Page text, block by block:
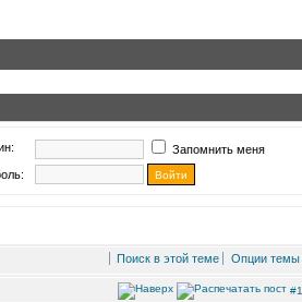
Запомнить меня
Поиск в этой теме
Опции темы
#1